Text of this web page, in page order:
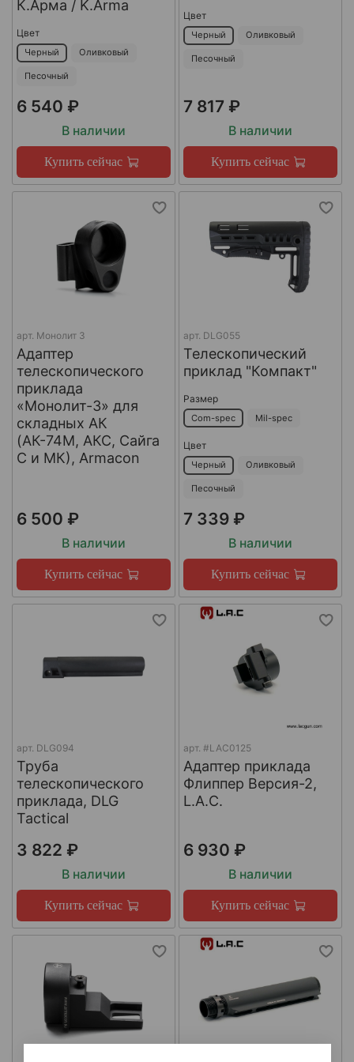
К.Арма / K.Arma
Цвет
Черный Оливковый
Песочный
6 540 ₽
В наличии
Купить сейчас
Цвет
Черный Оливковый
Песочный
7 817 ₽
В наличии
Купить сейчас
арт. Монолит 3
Адаптер
телескопического
приклада
«Монолит-3» для
складных АК
(АК-74М, АКС, Сайга
С и МК), Armacon
6 500 ₽
В наличии
Купить сейчас
арт. DLG055
Телескопический
приклад "Компакт"
Размер
Com-spec Mil-spec
Цвет
Черный Оливковый
Песочный
7 339 ₽
В наличии
Купить сейчас
арт. DLG094
Труба
телескопического
приклада, DLG
Tactical
3 822 ₽
В наличии
Купить сейчас
арт. #LAC0125
Адаптер приклада
Флиппер Версия-2,
L.A.C.
6 930 ₽
В наличии
Купить сейчас